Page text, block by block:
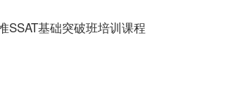
SSAT基础突破班培训课程